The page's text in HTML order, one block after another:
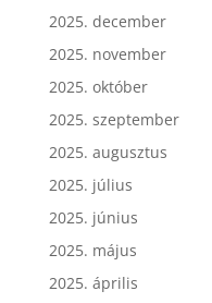
2025. december
2025. november
2025. október
2025. szeptember
2025. augusztus
2025. július
2025. június
2025. május
2025. április